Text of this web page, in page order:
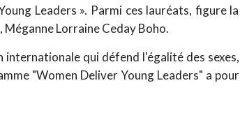
Leaders ». Parmi ces lauréats, figure la
Lorraine Ceday Boho.
internationale qui défend l'égalité des sexes,
"Women Deliver Young Leaders" a pour